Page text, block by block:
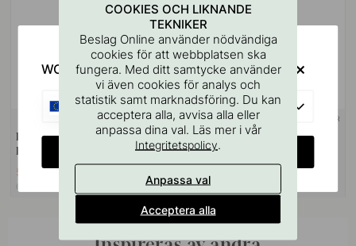
+ FÄRGER
Reservpappershållare Flow -
Borstad Nickel
594 kr699 kr
1 + FÄRGER
Toalettpappershållare Flow -
Borstad Nickel
I lager
COOKIES OCH LIKNANDE
TEKNIKER
Beslag Online använder nödvändiga
cookies för att webbplatsen ska
fungera. Med ditt samtycke använder
vi även cookies för analys och
statistik samt marknadsföring. Du kan
acceptera alla, avvisa alla eller
anpassa dina val. Läs mer i vår
Integritetspolicy.
Anpassa val
Acceptera alla
WOULD YOU RATHER VISIT?
EU
CHANGE COUNTRY